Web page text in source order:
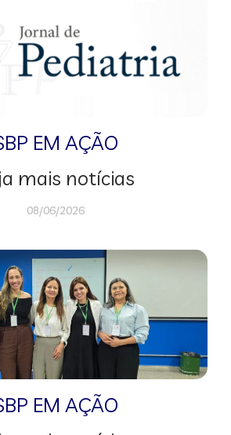
EM AÇÃO
mais notícias
08/06/2026
EM AÇÃO